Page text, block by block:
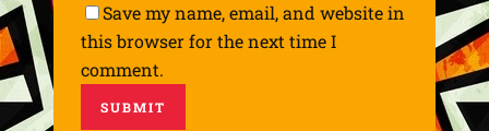
Save my name, email, and website in
this browser for the next time I
comment.